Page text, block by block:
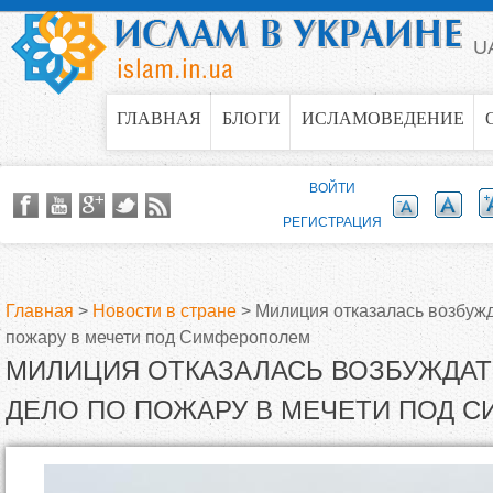
Jump to navigation
ГЛАВНАЯ БЛОГИ ИСЛАМОВЕДЕНИЕ
В
ы
з
Главная > Новости в стране > Милиция отказалась
пожару в мечети под Симферополем
МИЛИЦИЯ ОТКАЗАЛАСЬ
ДЕЛО ПО ПОЖАРУ В МЕЧЕТИ ПОД
ВОЙТИ
РЕГИСТРАЦИЯ